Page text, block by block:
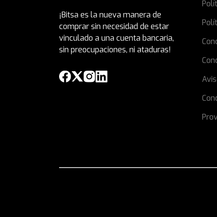
¡Bitsa es la nueva manera de
comprar sin necesidad de estar
vinculado a una cuenta bancaria,
sin preocupaciones, ni ataduras!